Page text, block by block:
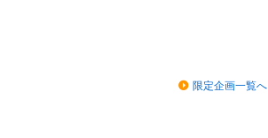
限定企画一覧へ